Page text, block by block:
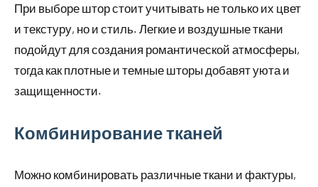
При выборе штор стоит учитывать не только их цвет
и текстуру, но и стиль. Легкие и воздушные ткани
подойдут для создания романтической атмосферы,
тогда как плотные и темные шторы добавят уюта и
защищенности.
Комбинирование тканей
Можно комбинировать различные ткани и фактуры,